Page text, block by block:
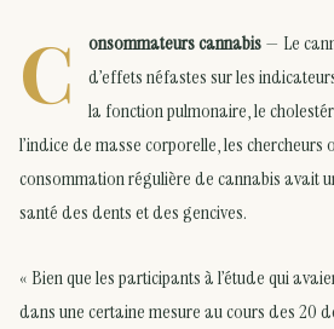
C onsommateurs cannabis— Le
d’effets néfastes sur les
la fonction pulmonaire, le
l’indice de masse corporelle, les chercheurs
consommation régulière de cannabis avait
santé des dents et des gencives.
« Bien que les participants à l’étude qui
dans une certaine mesure au cours des 20